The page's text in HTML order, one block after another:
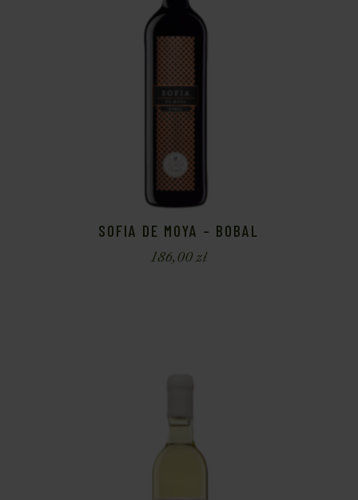
SOFIA DE MOYA – BOBAL
186,00zł